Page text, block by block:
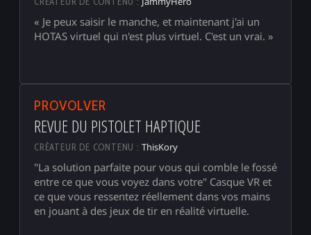
« Je peux saisir le manche, et maintenant j'ai un
HOTAS virtuel qui n'est plus virtuel. C'est un vrai. »
▶
PROVOLVER
REVUE DU PISTOLET HAPTIQUE
CRÉATEUR DE CONTENU : ThisKory
"La solution parfaite pour vous qui comble le fossé
entre ce que vous voyez dans votre" Casque VR et
ce que vous ressentez réellement dans vos mains
en jouant à des jeux de tir en réalité virtuelle.